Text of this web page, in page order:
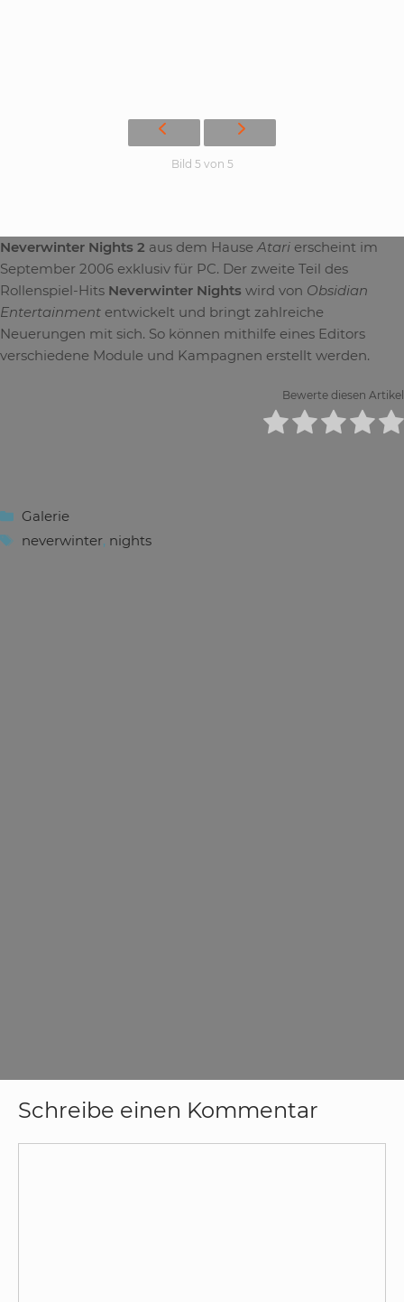
Bild 5 von 5
Neverwinter Nights 2 aus dem Hause Atari erscheint im
September 2006 exklusiv für PC. Der zweite Teil des
Rollenspiel-Hits Neverwinter Nights wird von Obsidian
Entertainment entwickelt und bringt zahlreiche
Neuerungen mit sich. So können mithilfe eines Editors
verschiedene Module und Kampagnen erstellt werden.
Bewerte diesen Artikel
Kategorien
Galerie
Schlagwörter
neverwinter, nights
Schreibe einen Kommentar